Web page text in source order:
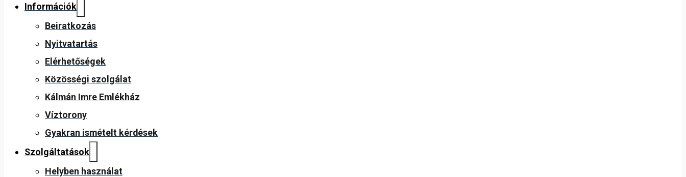
Információk
Beiratkozás
Nyitvatartás
Elérhetőségek
Közösségi szolgálat
Kálmán Imre Emlékház
Víztorony
Gyakran ismételt kérdések
Szolgáltatások
Helyben használat